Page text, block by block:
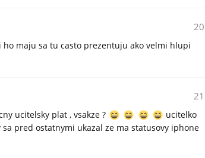
20
maju sa tu casto prezentuju ako velmi hlupi
21
ucitelsky plat , vsakze ?
ucitelko
pred ostatnymi ukazal ze ma statusovy iphone